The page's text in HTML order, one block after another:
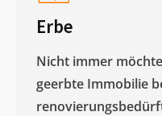
Erbe
Nicht immer
geerbte Immobilie